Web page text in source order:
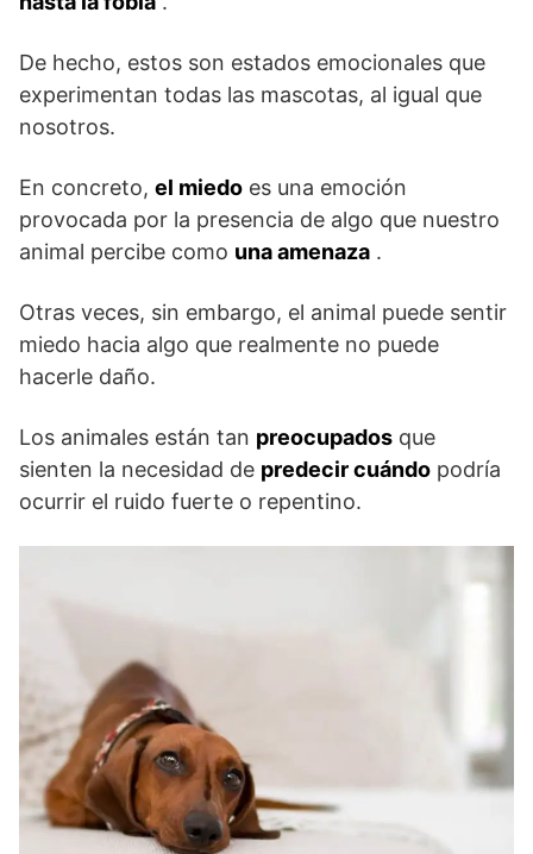
De hecho, estos son estados emocionales que
experimentan todas las mascotas, al igual que
nosotros.
En concreto, el miedo es una emoción
provocada por la presencia de algo que nuestro
animal percibe como unaamenaza .
Otras veces, sin embargo, el animal puede sentir
miedo hacia algo que realmente no puede
hacerle daño.
Los animales están tan preocupados que
sienten la necesidad de predecir cuándo podría
ocurrir el ruido fuerte o repentino.